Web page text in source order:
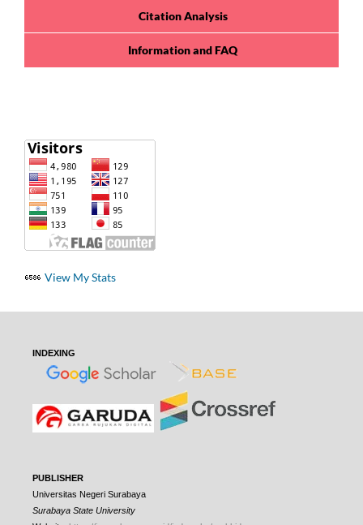
Citation Analysis
Information and FAQ
View My Stats
INDEXING
PUBLISHER
Universitas Negeri Surabaya
Surabaya State University